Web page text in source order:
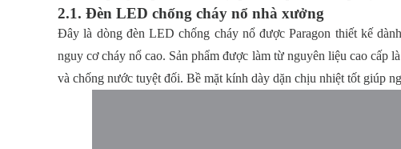
2.1. Đèn LED chống cháy nổ nhà xưởng
Đây là dòng đèn LED chống cháy nổ được Paragon thiết kế
nguy cơ cháy nổ cao. Sản phẩm được làm từ nguyên liệu cao cấp
và chống nước tuyệt đối. Bề mặt kính dày dặn chịu nhiệt tốt giúp